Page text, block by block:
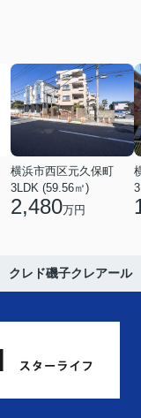
横浜市西区元久保町
3LDK (59.56㎡)
2,480万円
クレド磯子クレアール